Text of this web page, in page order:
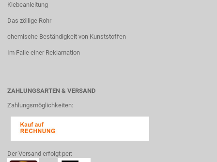
Klebeanleitung
Das zöllige Rohr
chemische Beständigkeit von Kunststoffen
Im Falle einer Reklamation
ZAHLUNGSARTEN & VERSAND
Zahlungsmöglichkeiten:
Der Versand erfolgt per: